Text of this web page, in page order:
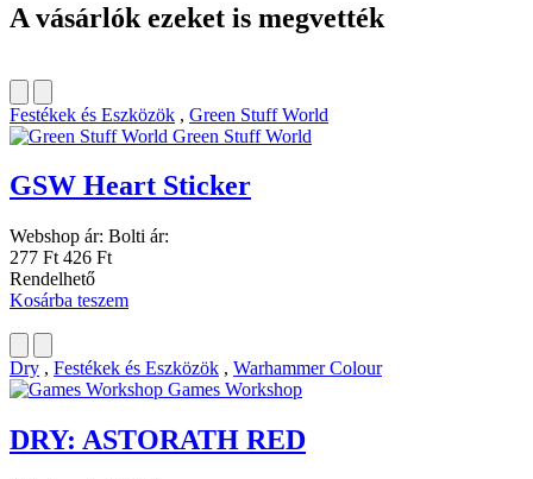
A vásárlók ezeket is megvették
Festékek és Eszközök , Green Stuff World
Green Stuff World
GSW Heart Sticker
Webshop ár: Bolti ár:
277 Ft 426 Ft
Rendelhető
Kosárba teszem
Dry , Festékek és Eszközök , Warhammer Colour
Games Workshop
DRY: ASTORATH RED